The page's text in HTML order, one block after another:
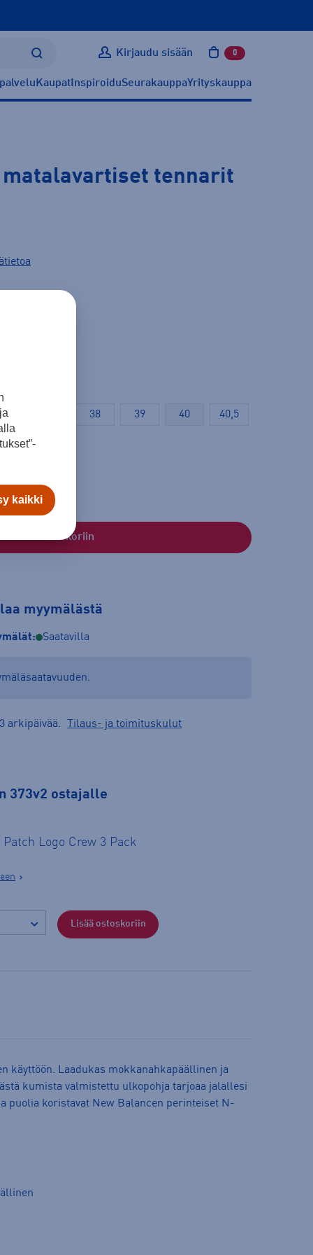
Kirjaudu sisään 0 tuotetta
Kaupat InspiroiduSeurakauppaYrityskauppa
tennarit
37 38 39 40 40,5
Lisää ostoskoriin
myymälästä
Saatavilla
arkipäivää. Tilaus- ja toimituskulut
373v2 ostajalle
Patch Logo Crew 3 Pack
Lisää ostoskoriin
käyttöön. Laadukas mokkanahkapäällinen ja
kumista valmistettu ulkopohja tarjoaa jalallesi
puolia koristavat New Balancen perinteiset N-
kaikki